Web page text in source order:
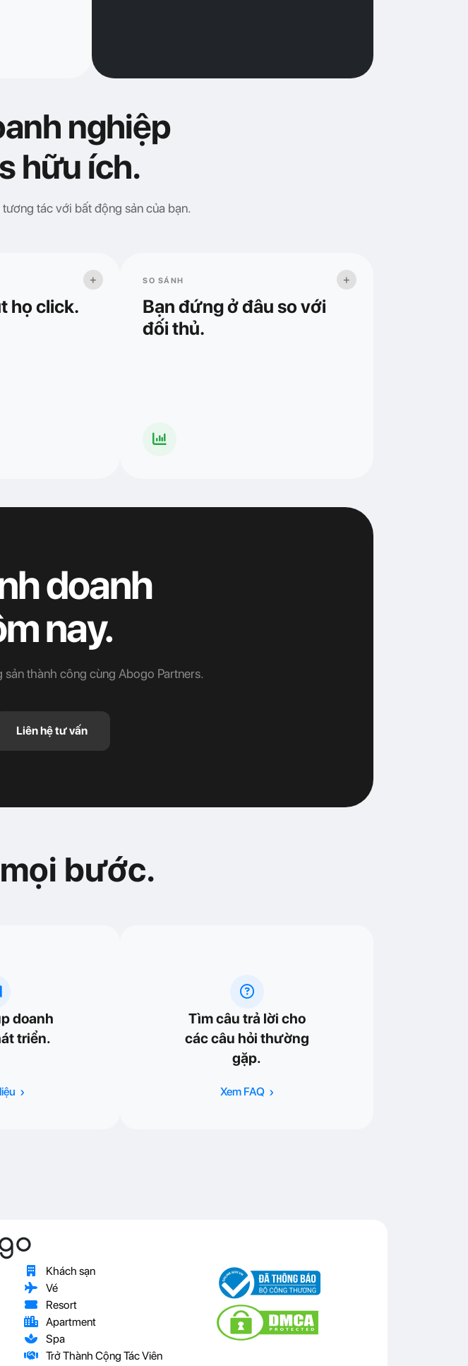
nghiệp
hữu ích.
tác với bất động sản của bạn.
+
họ click.
+
SO SÁNH
Bạn đứng ở đâu so với
đối thủ.
doanh
nay.
thành công cùng Abogo Partners.
Liên hệ tư vấn
bước.
doanh
triển.
›
Tìm câu trả lời cho
các câu hỏi thường
gặp.
Xem FAQ ›
Khách sạn
Vé
Resort
Apartment
Spa
Trở Thành Cộng Tác Viên